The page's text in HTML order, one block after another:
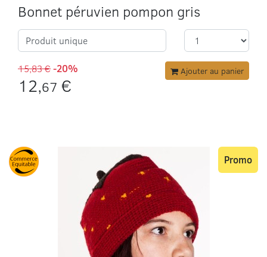
Bonnet péruvien pompon gris
Produit unique
15,83 €-20%
12,67 €
Ajouter au panier
Promo